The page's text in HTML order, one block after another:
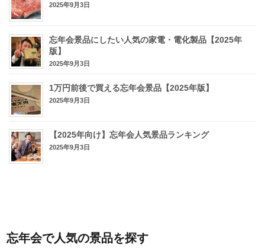
2025年9月3日
忘年会景品にしたい人気の家電・電化製品【2025年
版】
2025年9月3日
1万円前後で買える忘年会景品【2025年版】
2025年9月3日
【2025年向け】忘年会人気景品ランキング
2025年9月3日
忘年会で人気の景品を探す